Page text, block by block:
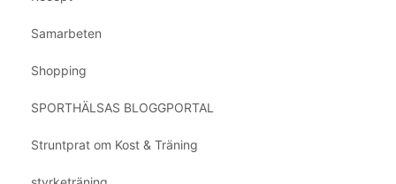
Samarbeten
Shopping
SPORTHÄLSAS BLOGGPORTAL
Struntprat om Kost & Träning